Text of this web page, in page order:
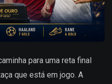
para uma reta final
que está em jogo. A